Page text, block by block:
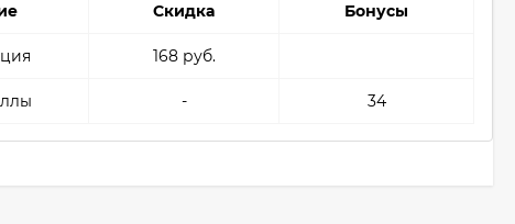
Скидка Бонусы
168 руб.
- 34